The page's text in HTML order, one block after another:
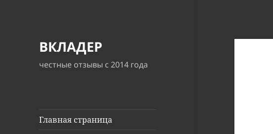
ВКЛАДЕР
честные отзывы с 2014 года
Главная страница